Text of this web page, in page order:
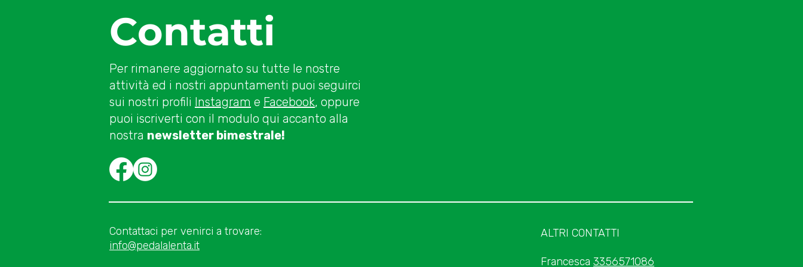
Contatti
Per rimanere aggiornato su tutte le nostre
attività ed i nostri appuntamenti puoi seguirci
sui nostri profili Instagram e Facebook, oppure
puoi iscriverti con il modulo qui accanto alla
nostra newsletter bimestrale!
Contattaci per venirci a trovare:
info@pedalalenta.it
ALTRI CONTATTI
Francesca 3356571086